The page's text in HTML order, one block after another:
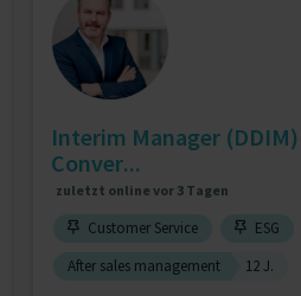
Interim Manager
Conver...
zuletzt online vor 3 Tagen
Customer Service ESG
After sales management
12 J.